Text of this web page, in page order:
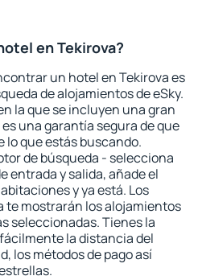
en Tekirova?
un hotel en Tekirova es
de alojamientos de eSky.
la que se incluyen una gran
una garantía segura de que
que estás buscando.
de búsqueda - selecciona
entrada y salida, añade el
y ya está. Los
te mostrarán los alojamientos
seleccionadas. Tienes la
la distancia del
los métodos de pago así